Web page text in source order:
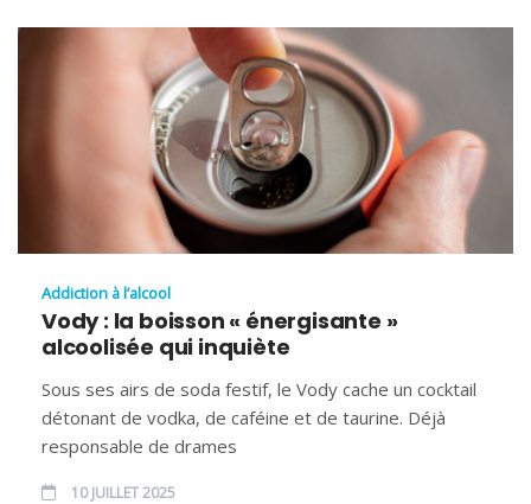
Addiction à l’alcool
Vody : la boisson « énergisante »
alcoolisée qui inquiète
Sous ses airs de soda festif, le Vody cache un cocktail
détonant de vodka, de caféine et de taurine. Déjà
responsable de drames
10 JUILLET 2025